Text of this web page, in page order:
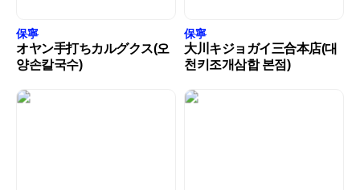
保寧
オヤン手打ちカルグクス(오
양손칼국수)
保寧
大川キジョガイ三合本店(대
천키조개삼합 본점)